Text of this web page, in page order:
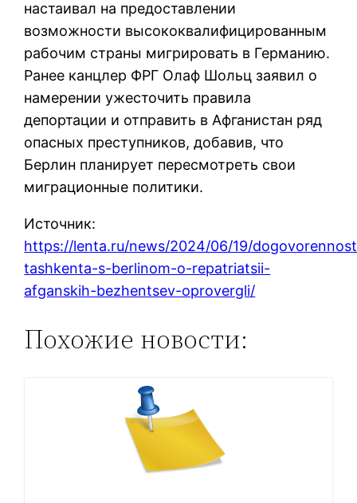
настаивал на предоставлении
возможности высококвалифицированным
рабочим страны мигрировать в Германию.
Ранее канцлер ФРГ Олаф Шольц заявил о
намерении ужесточить правила
депортации и отправить в Афганистан ряд
опасных преступников, добавив, что
Берлин планирует пересмотреть свои
миграционные политики.
Источник:
https://lenta.ru/news/2024/06/19/
tashkenta-s-berlinom-o-repatriatsii-
afganskih-bezhentsev-oprovergli/
Похожие новости: